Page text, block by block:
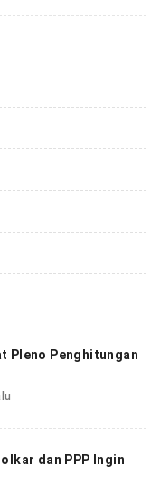
Pleno Penghitungan
dan PPP Ingin